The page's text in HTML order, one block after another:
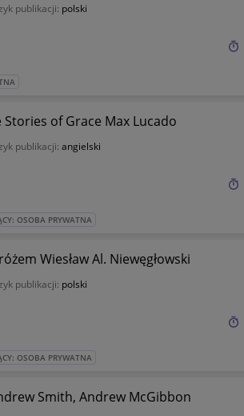
publikacji: polski
of Grace Max Lucado
publikacji: angielski
OSOBA PRYWATNA
Wiesław Al. Niewęgłowski
publikacji: polski
OSOBA PRYWATNA
Smith, Andrew McGibbon